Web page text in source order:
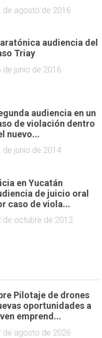
de agosto de 2016
audiencia del
Triay
de junio de 2016
audiencia en un
de violación dentro
nuevo...
de junio de 2014
en Yucatán
de juicio oral
caso de viola...
de octubre de 2012
Pilotaje de drones
oportunidades a
emprend...
de agosto de 2026